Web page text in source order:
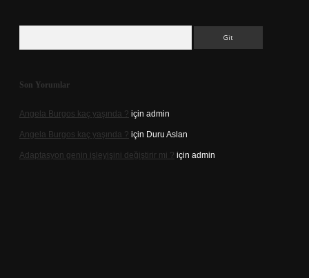
Son Yorumlar
Angela Burgos kaç yaşında ? için admin
Angela Burgos kaç yaşında ? için Duru Aslan
Adaptasyon genin işleyişini değiştirir mi ? için admin